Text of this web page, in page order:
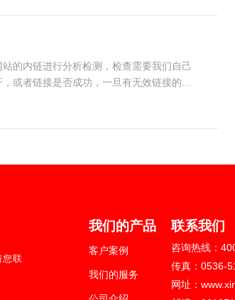
的内链进行分析检测，检查需要我们自己
或者链接是否成功，一旦有无效链接的
地址：潍坊高新区健康东街10179号
服务热线：400-666-3337
新轨道提供：网站建设/网站制作/网站设计等服务
您联
我们的产品
客户案例
我们的服务
联系我们
咨询热线：
传真：0536-
网址：